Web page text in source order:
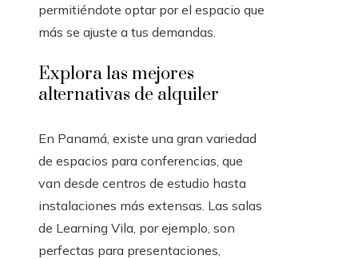
permitiéndote optar por el espacio que
más se ajuste a tus demandas.
Explora las mejores
alternativas de alquiler
En Panamá, existe una gran variedad
de espacios para conferencias, que
van desde centros de estudio hasta
instalaciones más extensas. Las salas
de Learning Vila, por ejemplo, son
perfectas para presentaciones,